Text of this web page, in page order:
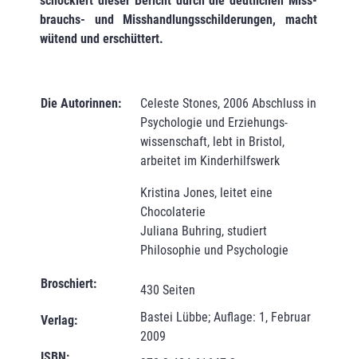
brauchs- und Misshandlungsschilderungen, macht
wütend und erschüttert.
Die Autorinnen:
Celeste Stones, 2006 Abschluss in
Psychologie und Erziehungs­
wissenschaft, lebt in Bristol,
arbeitet im Kinderhilfswerk
Kristina Jones, leitet eine
Chocolaterie
Juliana Buhring, studiert
Philosophie und Psychologie
Broschiert:
430 Seiten
Verlag:
Bastei Lübbe; Auflage: 1, Februar
2009